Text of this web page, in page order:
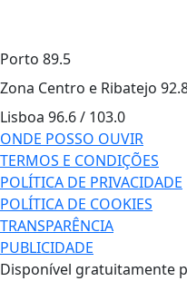
Porto 89.5
Zona Centro e Ribatejo
Lisboa 96.6 / 103.0
ONDE POSSO OUVIR
TERMOS E CONDIÇÕES
POLÍTICA DE PRIVACIDADE
POLÍTICA DE COOKIES
TRANSPARÊNCIA
PUBLICIDADE
Disponível gratuitamente